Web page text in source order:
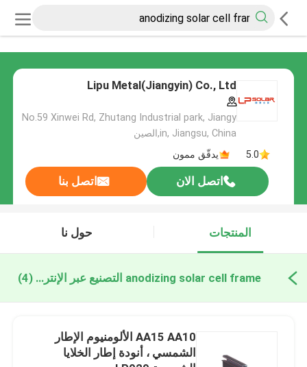
Lipu Metal(Jiangyin) Co., Ltd
No.59 Xinwei Rd, Zhutang Industrial park, Jiangy
in, Jiangsu, China,الصين
5.0
يدقّق ممون
اتصل الان اتصل بنا
المنتجات حول نا
anodizing solar cell frame التصنيع عبر الإنترنت (4)
AA15 AA10 الألومنيوم الإطار
الشمسي ، أنودة إطار الخلايا